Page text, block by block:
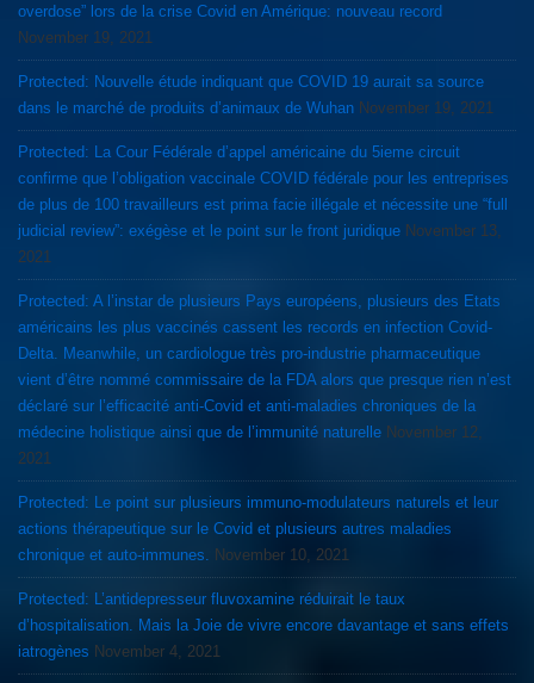
overdose” lors de la crise Covid en Amérique: nouveau record
November 19, 2021
Protected: Nouvelle étude indiquant que COVID 19 aurait sa source
dans le marché de produits d’animaux de Wuhan November 19, 2021
Protected: La Cour Fédérale d’appel américaine du 5ieme circuit
confirme que l’obligation vaccinale COVID fédérale pour les entreprises
de plus de 100 travailleurs est prima facie illégale et nécessite une “full
judicial review”: exégèse et le point sur le front juridique November 13,
2021
Protected: A l’instar de plusieurs Pays européens, plusieurs des Etats
américains les plus vaccinés cassent les records en infection Covid-
Delta. Meanwhile, un cardiologue très pro-industrie pharmaceutique
vient d’être nommé commissaire de la FDA alors que presque rien n’est
déclaré sur l’efficacité anti-Covid et anti-maladies chroniques de la
médecine holistique ainsi que de l’immunité naturelle November 12,
2021
Protected: Le point sur plusieurs immuno-modulateurs naturels et leur
actions thérapeutique sur le Covid et plusieurs autres maladies
chronique et auto-immunes.
November 10, 2021
Protected: L’antidepresseur fluvoxamine réduirait le taux
d’hospitalisation. Mais la Joie de vivre encore davantage et sans effets
iatrogènes November 4, 2021